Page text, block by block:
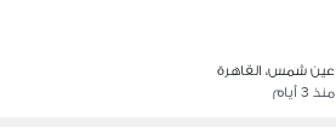
عين شمس، القاهرة
منذ 3 أيام